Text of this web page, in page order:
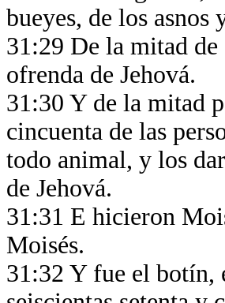
bueyes, de los asnos
31:29 De la mitad de
ofrenda de Jehová.
31:30 Y de la mitad
cincuenta de las
todo animal, y los
de Jehová.
31:31 E hicieron
Moisés.
31:32 Y fue el botín,